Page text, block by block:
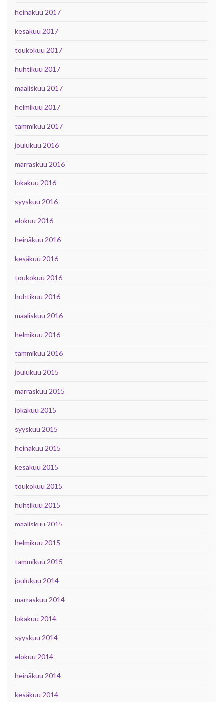
heinäkuu 2017
kesäkuu 2017
toukokuu 2017
huhtikuu 2017
maaliskuu 2017
helmikuu 2017
tammikuu 2017
joulukuu 2016
marraskuu 2016
lokakuu 2016
syyskuu 2016
elokuu 2016
heinäkuu 2016
kesäkuu 2016
toukokuu 2016
huhtikuu 2016
maaliskuu 2016
helmikuu 2016
tammikuu 2016
joulukuu 2015
marraskuu 2015
lokakuu 2015
syyskuu 2015
heinäkuu 2015
kesäkuu 2015
toukokuu 2015
huhtikuu 2015
maaliskuu 2015
helmikuu 2015
tammikuu 2015
joulukuu 2014
marraskuu 2014
lokakuu 2014
syyskuu 2014
elokuu 2014
heinäkuu 2014
kesäkuu 2014